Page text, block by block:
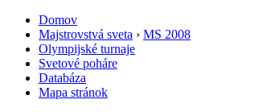
Domov
Majstrovstvá sveta › MS 2008
Olympijské turnaje
Svetové poháre
Databáza
Mapa stránok